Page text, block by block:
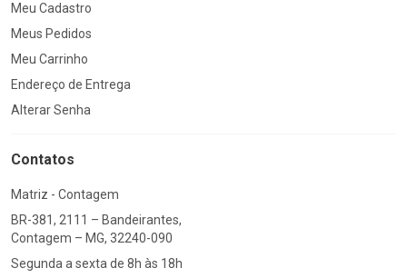
Meu Cadastro
Meus Pedidos
Meu Carrinho
Endereço de Entrega
Alterar Senha
Contatos
Matriz - Contagem
BR-381, 2111 – Bandeirantes,
Contagem – MG, 32240-090
Segunda a sexta de 8h às 18h